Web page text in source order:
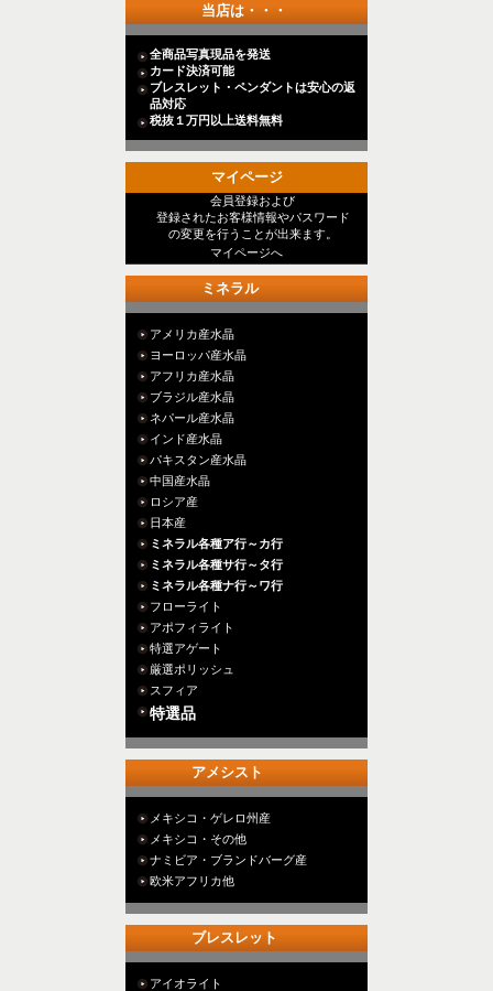
当店は・・・
全商品写真現品を発送
カード決済可能
ブレスレット・ペンダントは安心の返
品対応
税抜１万円以上送料無料
マイページ
会員登録および
登録されたお客様情報やパスワード
の変更を行うことが出来ます。
マイページへ
ミネラル
アメリカ産水晶
ヨーロッパ産水晶
アフリカ産水晶
ブラジル産水晶
ネパール産水晶
インド産水晶
パキスタン産水晶
中国産水晶
ロシア産
日本産
ミネラル各種ア行～カ行
ミネラル各種サ行～タ行
ミネラル各種ナ行～ワ行
フローライト
アポフィライト
特選アゲート
厳選ポリッシュ
スフィア
特選品
アメシスト
メキシコ・ゲレロ州産
メキシコ・その他
ナミビア・ブランドバーグ産
欧米アフリカ他
ブレスレット
アイオライト